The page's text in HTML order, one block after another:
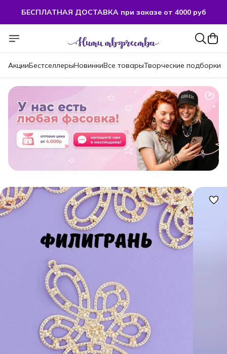
БЕСПЛАТНАЯ ДОСТАВКА при заказе от 4000 руб
БЕСПЛАТНАЯ ДОСТАВКА при заказе от 4000 руб
АкцииБестселлерыНовинкиВсе товарыТворческие подборки